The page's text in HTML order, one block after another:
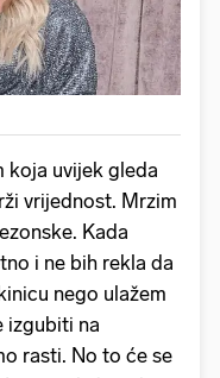
koja uvijek gleda
vrijednost. Mrzim
Kada
i ne bih rekla da
nego ulažem
izgubiti na
rasti. No to će se